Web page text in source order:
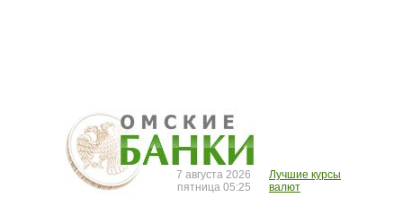
7 августа 2026
пятница 05:25
Лучшие курсы
валют